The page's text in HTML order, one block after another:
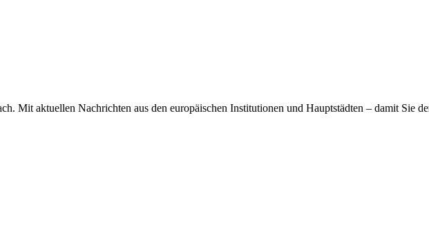
Mit aktuellen Nachrichten aus den europäischen Institutionen und Hauptstädten – damit Sie